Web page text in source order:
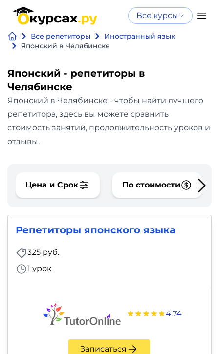
Все курсы
Все репетиторы
Иностранный язык
Японский в Челябинске
Японский - репетиторы в
Челябинске
Японский в Челябинске - чтобы найти лучшего
репетитора, здесь вы можете сравнить
стоимость занятий, продолжительность уроков и
отзывы.
Цена и Срок По стоимости
Репетиторы японского языка
325 руб.
1 урок
4.74
Записаться
Нейросеть
и ИИ
Программирование
Бизнес
и
финансы
Аналитика
аудио
Маркетинг
язык
Для
Нейросеть и ИИ
искусственному
Курсы по нейросетям
Бесплатно